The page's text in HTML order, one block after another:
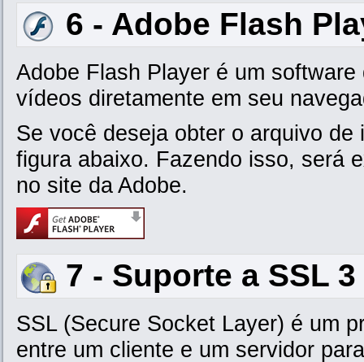
6 - Adobe Flash
Adobe Flash Player é um
vídeos diretamente em seu
Se você deseja obter o arquivo
figura abaixo. Fazendo isso, será
no site da Adobe.
7 - Suporte a SSL 3
SSL (Secure Socket Layer) é um
entre um cliente e um servidor